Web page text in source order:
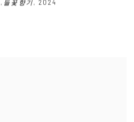
, 들꽃향기, 2024